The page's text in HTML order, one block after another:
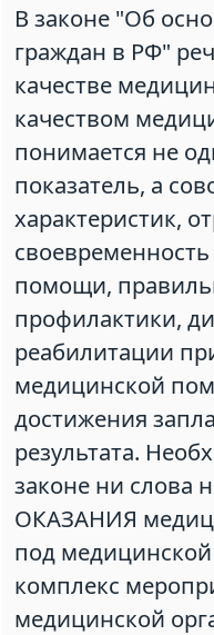
В законе "Об
граждан в РФ"
качестве
качеством
понимается не
показатель, а
характеристик,
помощи,
профилактики,
реабилитации
медицинской
достижения
результата.
законе ни слова
ОКАЗАНИЯ
под
комплекс
медицинской